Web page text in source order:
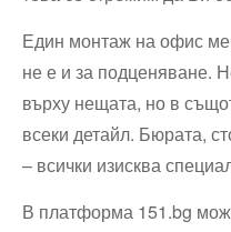
Един монтаж на офис
не е и за подценяване.
върху нещата, но в
всеки детайл. Бюрата,
– всички изисква
В платформа 151.bg